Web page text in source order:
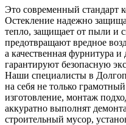
Это современный стандарт
Остекление надежно
тепло, защищает от пыли и
предотвращают вредное
а качественная фурнитура
гарантируют безопасную
Наши специалисты в
на себя не только
изготовление, монтаж
аккуратно выполнят
строительный мусор,